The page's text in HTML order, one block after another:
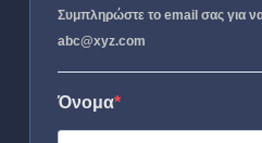
Συμπληρώστε το email σας για
abc@xyz.com
Όνομα